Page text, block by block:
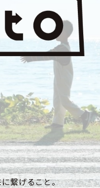
繋げること。